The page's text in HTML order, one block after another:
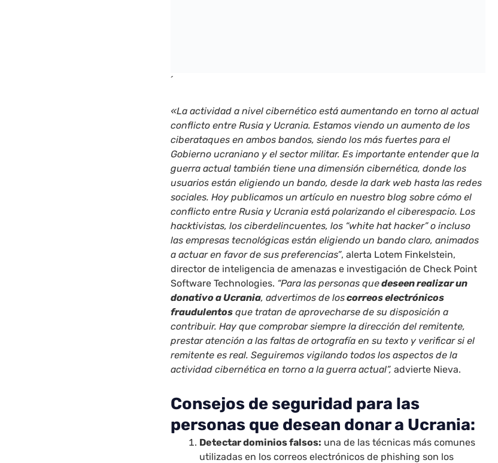
´
«La actividad a nivel cibernético está aumentando en torno al actual
conflicto entre Rusia y Ucrania. Estamos viendo un aumento de los
ciberataques en ambos bandos, siendo los más fuertes para el
Gobierno ucraniano y el sector militar. Es importante entender que la
guerra actual también tiene una dimensión cibernética, donde los
usuarios están eligiendo un bando, desde la dark web hasta las redes
sociales. Hoy publicamos un artículo en nuestro blog sobre cómo el
conflicto entre Rusia y Ucrania está polarizando el ciberespacio. Los
hacktivistas, los ciberdelincuentes, los “white hat hacker” o incluso
las empresas tecnológicas están eligiendo un bando claro, animados
a actuar en favor de sus preferencias”, alerta Lotem Finkelstein,
director de inteligencia de amenazas e investigación de Check Point
Software Technologies. “Para las personas quedeseen realizar un
donativo a Ucrania, advertimos de loscorreos electrónicos
fraudulentos que tratan de aprovecharse de su disposición a
contribuir. Hay que comprobar siempre la dirección del remitente,
prestar atención a las faltas de ortografía en su texto y verificar si el
remitente es real. Seguiremos vigilando todos los aspectos de la
actividad cibernética en torno a la guerra actual”, advierte Nieva.
Consejos de seguridad para las
personas que desean donar a Ucrania:
Detectar dominios falsos: una de las técnicas más comunes
utilizadas en los correos electrónicos de phishing son los